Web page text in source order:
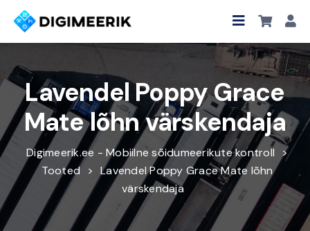
Lavendel Poppy Grace
Mate lõhn värskendaja
Digimeerik.ee - Mobiilne sõidumeerikute kontroll >
Tooted > Lavendel Poppy Grace Mate lõhn
värskendaja